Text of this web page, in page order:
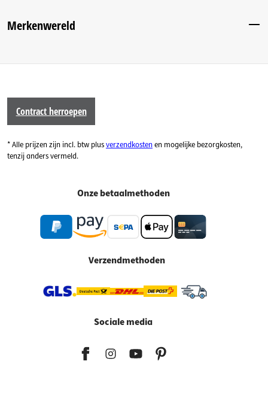
Merkenwereld
Contract herroepen
* Alle prijzen zijn incl. btw plusverzendkostenen mogelijke bezorgkosten,
tenzij anders vermeld.
Onze betaalmethoden
Verzendmethoden
Sociale media